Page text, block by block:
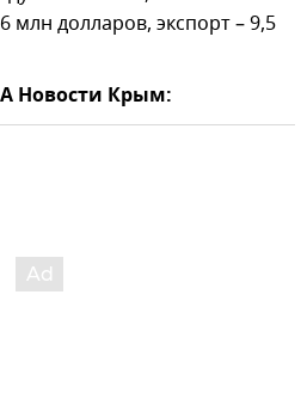
млн долларов, экспорт – 9,5
Новости Крым: